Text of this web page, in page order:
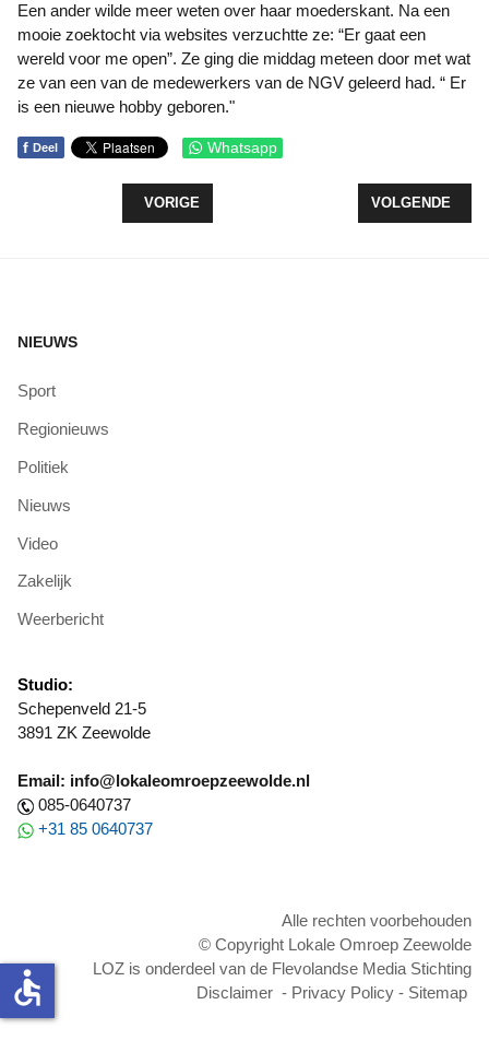
Een ander wilde meer weten over haar moederskant. Na een
mooie zoektocht via websites verzuchtte ze: “Er gaat een
wereld voor me open”. Ze ging die middag meteen door met wat
ze van een van de medewerkers van de NGV geleerd had. “ Er
is een nieuwe hobby geboren."
f Deel Whatsapp
VORIG ARTIKEL: TOERMALIJN WINT DE GROTE
VORIGE VOLGENDE
VOLGENDE
NIEUWS
Sport
Regionieuws
Politiek
Nieuws
Video
Zakelijk
Weerbericht
Studio:
Schepenveld 21-5
3891 ZK Zeewolde
Email: info@lokaleomroepzeewolde.nl
085-0640737
+31 85 0640737
Alle rechten voorbehouden
© Copyright Lokale Omroep Zeewolde
LOZ is onderdeel van de Flevolandse Media Stichting
Disclaimer - Privacy Policy - Sitemap
accessible